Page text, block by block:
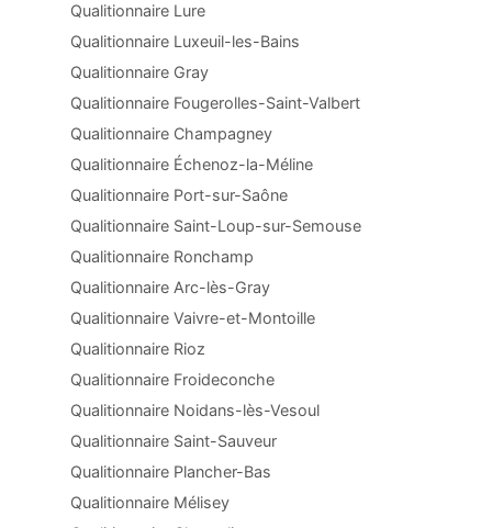
Qualitionnaire Lure
Qualitionnaire Luxeuil-les-Bains
Qualitionnaire Gray
Qualitionnaire Fougerolles-Saint-Valbert
Qualitionnaire Champagney
Qualitionnaire Échenoz-la-Méline
Qualitionnaire Port-sur-Saône
Qualitionnaire Saint-Loup-sur-Semouse
Qualitionnaire Ronchamp
Qualitionnaire Arc-lès-Gray
Qualitionnaire Vaivre-et-Montoille
Qualitionnaire Rioz
Qualitionnaire Froideconche
Qualitionnaire Noidans-lès-Vesoul
Qualitionnaire Saint-Sauveur
Qualitionnaire Plancher-Bas
Qualitionnaire Mélisey